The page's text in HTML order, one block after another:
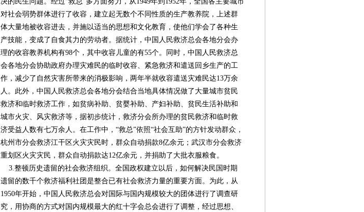
对社会弱势群体进行了收容，建立起无数个不同性质的生产教养院，上述群
体大量地被收容进去，并施以适当的思想和文化教育，使他们学会了各种生
产技能，变成了自食其力的劳动者。据统计，中国人民救济总会各地分会办
理的收容教养机构有98个，其中收容儿童的有55个。同时，中国人民救济总
会各地分会协助政府办理灾难民的临时收容、紧急救济和遣送回乡生产的工
作，减少了自然灾害所带来的消极影响，两年半就收容遣送灾难民达13万余
人。此外，中国人民救济总会各地分会结合当地具体情况做了大量城市贫民
救济和临时救济工作，如贫病补助、贫婴补助、产妇补助、贫民生活补助和
城市火灾、风灾救济等，据初步统计，救济分会所办理的贫民救济和临时救
济受益人数有七万余人。在工作中，“救总”依照“社会互助”的方针发动群众，
杭州市分会救济江干区火灾灾民时，群众自动捐款8亿余元；武汉市分会救济
重划区火灾灾民，群众自动捐款达12亿余元，并捐助了大批衣服粮食。
3.整顿历史遗留的社会救济组织。全国政权建立以后，如何解决民国时期
遗留的数千个救济福利社团是整合已有社会救济力量的重要方面。为此，从
1950年开始，中国人民救济总会对国际与国内规模较大的团体进行了调查研
究，用协商的方式对国内规模最大的红十字会总会进行了调整，经过思想、